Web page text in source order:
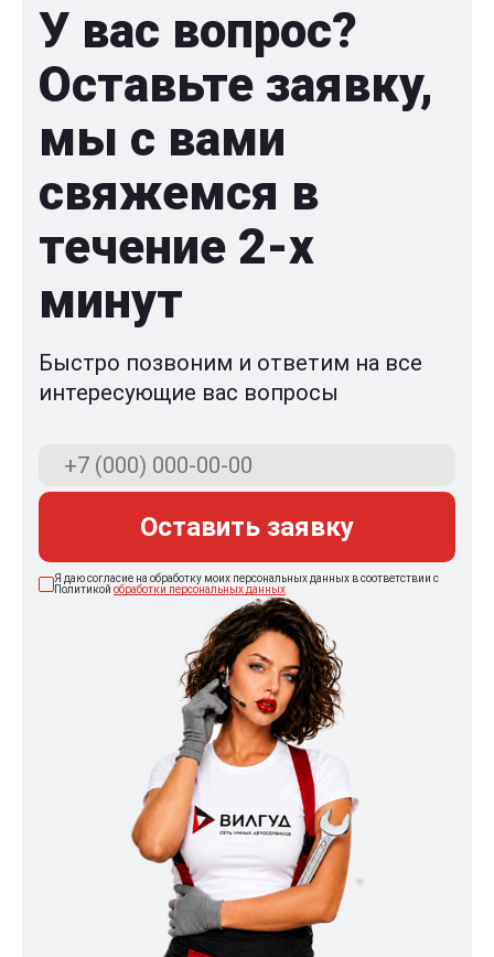
У вас вопрос?
Оставьте заявку,
мы с вами
свяжемся в
течение 2-x
минут
Быстро позвоним и ответим на все
интересующие вас вопросы
Оставить заявку
Я даю согласие на обработку моих персональных данных в соответствии с
Политикой обработки персональных данных